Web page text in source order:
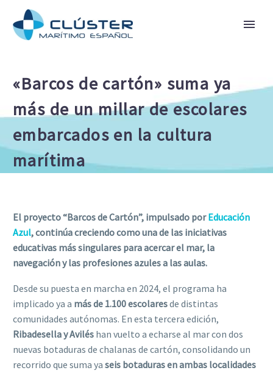
«Barcos de cartón» suma ya
más de un millar de escolares
embarcados en la cultura
marítima
El proyecto “Barcos de Cartón”, impulsado porEducación
Azul, continúa creciendo como una de las iniciativas
educativas más singulares para acercar el mar, la
navegación y las profesiones azules a las aulas.
Desde su puesta en marcha en 2024, el programa ha
implicado ya a más de 1.100 escolaresde distintas
comunidades autónomas. En esta tercera edición,
Ribadesella y Avilés han vuelto a echarse al mar con dos
nuevas botaduras de chalanas de cartón, consolidando un
recorrido que suma ya seis botaduras en ambas localidades